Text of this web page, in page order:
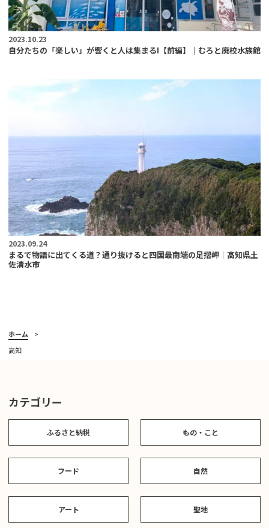
2023.10.23
自分たちの「楽しい」が響くと人は集まる!【前編】｜むろと廃校水族館
2023.09.24
まるで物語に出てくる道？通り抜けると四国最南端の足摺岬｜高知県土
佐清水市
ホーム
高知
カテゴリー
ふるさと納税 もの・こと
フード 自然
アート 聖地